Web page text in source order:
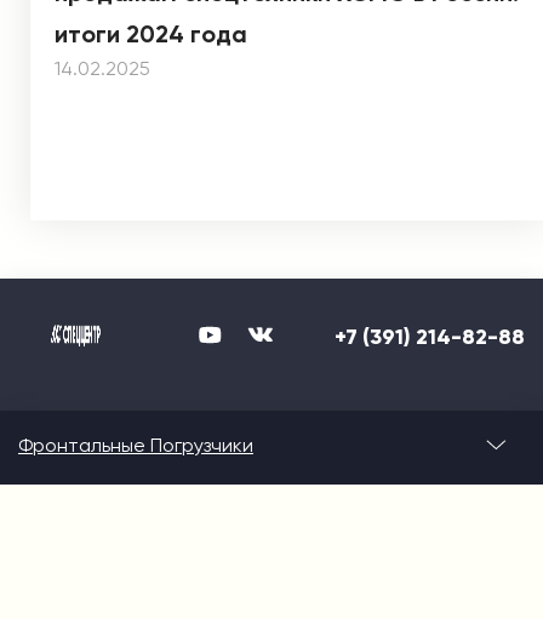
итоги 2024 года
14.02.2025
+7 (391) 214-82-88
Фронтальные Погрузчики